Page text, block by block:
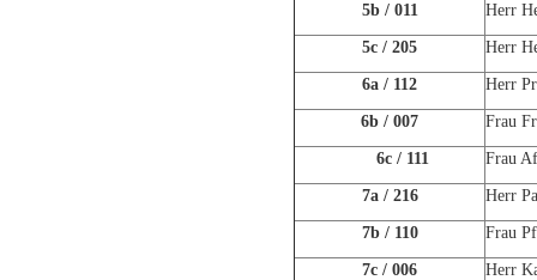
5b / 011 Herr
5c / 205 Herr
6a / 112 Herr
6b / 007 Frau
6c / 111 Frau
7a / 216 Herr
7b / 110 Frau
7c / 006 Herr